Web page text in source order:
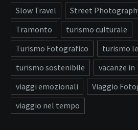
Slow Travel
Street
Tramonto
turismo culturale
Turismo Fotografico
turismo
turismo sostenibile
vacanze in
viaggi emozionali
Viaggio
viaggio nel tempo